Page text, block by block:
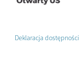
Deklaracja dostępności